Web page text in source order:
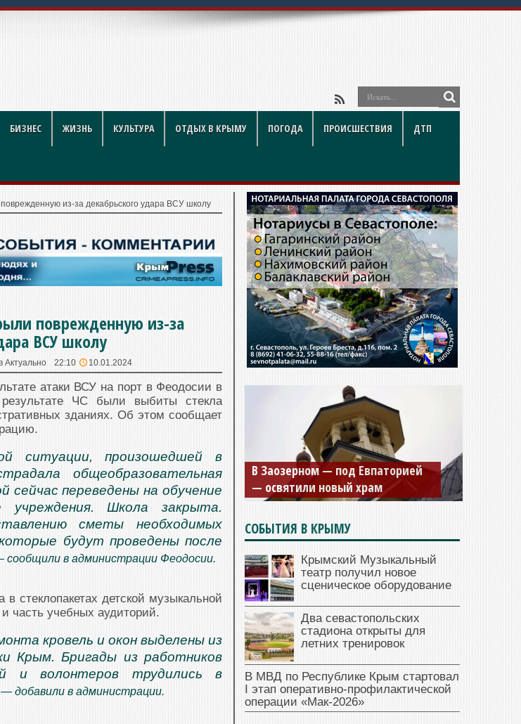
их срок службы: инженерный взг
БИЗНЕС ЖИЗНЬ КУЛЬТУРА ОТДЫХ В КРЫМУ ПОГОДА ПРОИСШЕСТВИЯ ДТП
из-за декабрьского удара ВСУ школу
поврежденную из-за
ВСУ школу
Актуально 22:10 10.01.2024
атаки ВСУ на порт в Феодосии в
ЧС были выбиты стекла
зданиях. Об этом сообщает
ситуации, произошедшей в
общеобразовательная
переведены на обучение
учреждения. Школа закрыта.
сметы необходимых
будут проведены после
сообщили в администрации Феодосии.
стеклопакетах детской музыкальной
часть учебных аудиторий.
кровель и окон выделены из
Крым. Бригады из работников
и волонтеров трудились в
— добавили в администрации.
Мужской монастырь Косьмы и
Дамиана в Крыму вновь открыт
для посещения
СОБЫТИЯ В КРЫМУ
Крымский Музыкальный
театр получил новое
сценическое оборудование
Два севастопольских
стадиона открыты для
летних тренировок
В МВД по Республике Крым стартовал
I этап оперативно‑профилактической
операции «Мак‑2026»